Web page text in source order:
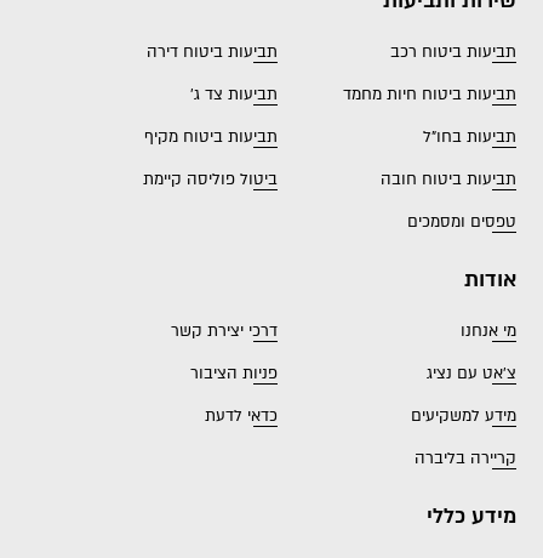
תביעות ביטוח רכב
תביעות ביטוח דירה
תביעות ביטוח חיות מחמד
תביעות צד ג'
תביעות בחו"ל
תביעות ביטוח מקיף
תביעות ביטוח חובה
ביטול פוליסה קיימת
טפסים ומסמכים
אודות
מי אנחנו
דרכי יצירת קשר
צ'אט עם נציג
פניות הציבור
מידע למשקיעים
כדאי לדעת
קריירה בליברה
מידע כללי